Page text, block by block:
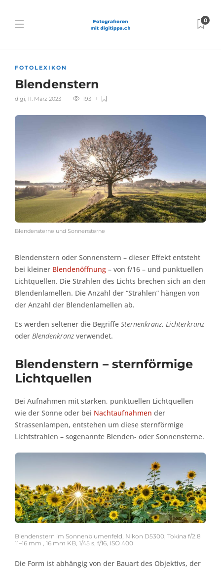
0
FOTOLEXIKON
Blendenstern
digi, 11. März 2023 193
Blendensterne und Sonnensterne
Blendenstern oder Sonnenstern – dieser Effekt entsteht
bei kleiner Blendenöffnung – von f/16 – und punktuellen
Lichtquellen. Die Strahlen des Lichts brechen sich an den
Blendenlamellen. Die Anzahl der “Strahlen” hängen von
der Anzahl der Blendenlamellen ab.
Es werden seltener die Begriffe Sternenkranz, Lichterkranz
oder Blendenkranz verwendet.
Blendenstern – sternförmige
Lichtquellen
Bei Aufnahmen mit starken, punktuellen Lichtquellen
wie der Sonne oder bei Nachtaufnahmen der
Strassenlampen, entstehen um diese sternförmige
Lichtstrahlen – sogenannte Blenden- oder Sonnensterne.
Blendenstern im Sonnenblumenfeld, Nikon D5300, Tokina f/2.8
11–16 mm , 16 mm KB, 1/45 s, f/16, ISO 400
Die Form ist abhängig von der Bauart des Objektivs, der